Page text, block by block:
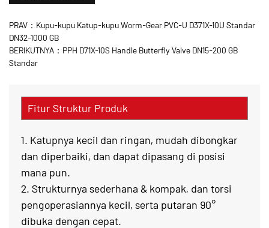
PRAV：Kupu-kupu Katup-kupu Worm-Gear PVC-U D371X-10U Standar
DN32-1000 GB
BERIKUTNYA：PPH D71X-10S Handle Butterfly Valve DN15-200 GB
Standar
Fitur Struktur Produk
1. Katupnya kecil dan ringan, mudah dibongkar
dan diperbaiki, dan dapat dipasang di posisi
mana pun.
2. Strukturnya sederhana & kompak, dan torsi
pengoperasiannya kecil, serta putaran 90°
dibuka dengan cepat.